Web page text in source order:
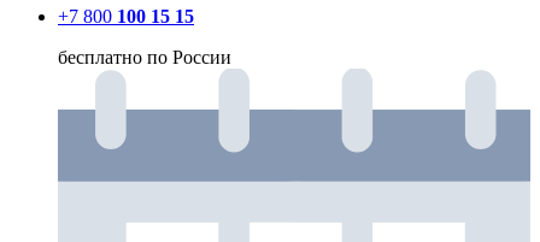
+7 800 100 15 15
бесплатно по России